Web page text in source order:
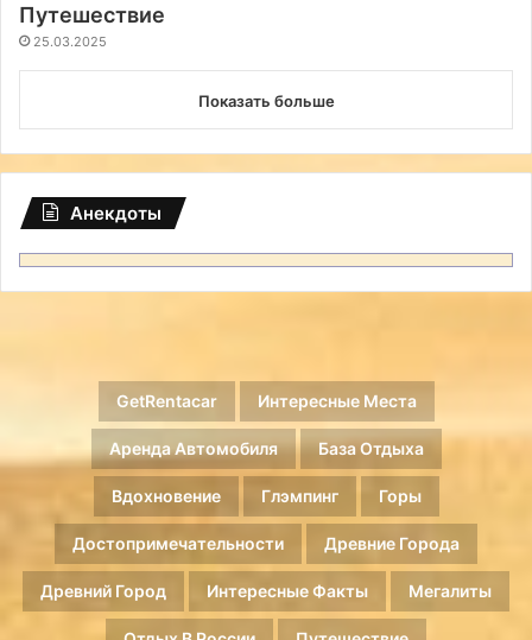
Путешествие
25.03.2025
Показать больше
Анекдоты
GetRentacar Интересные Места
Аренда Автомобиля База Отдыха
Вдохновение Глэмпинг Горы
Достопримечательности Древние Города
Древний Город Интересные Факты Мегалиты